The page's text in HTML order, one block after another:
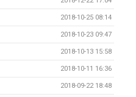
2018-10-25 08:14
2018-10-23 09:47
2018-10-13 15:58
2018-10-11 16:36
2018-09-22 18:48